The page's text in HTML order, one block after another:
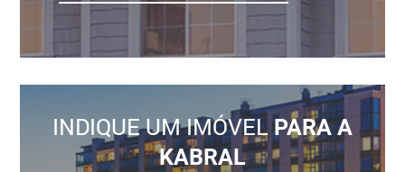
INDIQUE UM IMÓVELPARA A
KABRAL